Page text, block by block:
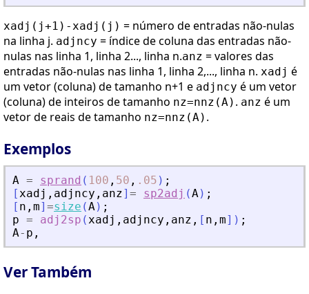
xadj(j+1)-xadj(j) = número de entradas não-nulas
na linha j. adjncy = índice de coluna das entradas não-
nulas nas linha 1, linha 2..., linha n.anz = valores das
entradas não-nulas nas linha 1, linha 2,..., linha n. xadj é
um vetor (coluna) de tamanho n+1 e adjncy é um vetor
(coluna) de inteiros de tamanho nz=nnz(A) . anz é um
vetor de reais de tamanho nz=nnz(A) .
Exemplos
A = sprand ( 100 , 50 , .05 ) ;
[xadj , adjncy , anz] = sp2adj (A) ;
[ n , m] =size (A) ;
p = adj2sp (xadj , adjncy , anz , [ n , m] ) ;
A- p ,
Ver Também